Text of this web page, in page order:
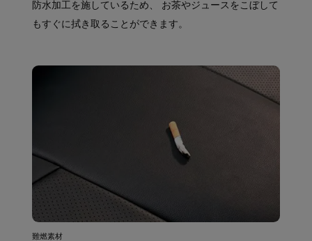
防水加工を施しているため、 お茶やジュースをこぼして
もすぐに拭き取ることができます。
難燃素材